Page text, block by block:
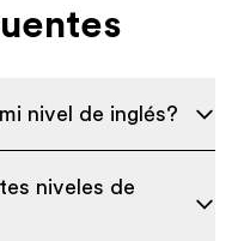
nivel de inglés?
niveles de